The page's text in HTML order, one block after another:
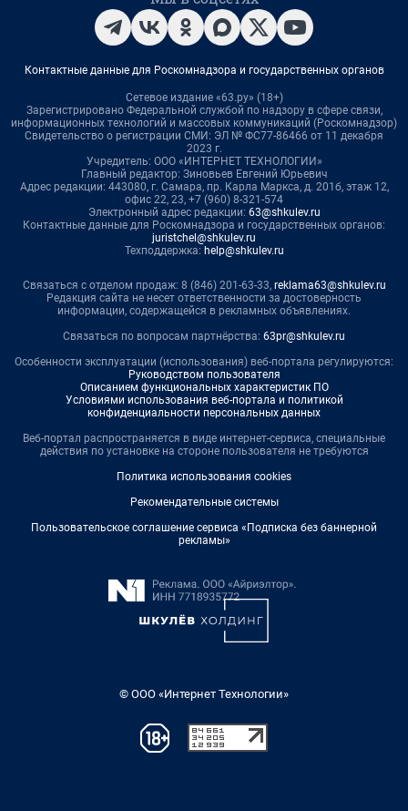
Контактные данные для Роскомнадзора и государственных органов
Сетевое издание «63.ру» (18+)
Зарегистрировано Федеральной службой по надзору в сфере связи,
информационных технологий и массовых коммуникаций (Роскомнадзор)
Свидетельство о регистрации СМИ: ЭЛ № ФС77-86466 от 11 декабря
2023 г.
Учредитель: ООО «ИНТЕРНЕТ ТЕХНОЛОГИИ»
Главный редактор: Зиновьев Евгений Юрьевич
Адрес редакции: 443080, г. Самара, пр. Карла Маркса, д. 201б, этаж 12,
офис 22, 23, +7 (960) 8-321-574
Электронный адрес редакции: 63@shkulev.ru
Контактные данные для Роскомнадзора и государственных органов:
juristchel@shkulev.ru
Техподдержка: help@shkulev.ru
Связаться с отделом продаж: 8 (846) 201-63-33, reklama63@shkulev.ru
Редакция сайта не несет ответственности за достоверность
информации, содержащейся в рекламных объявлениях.
Связаться по вопросам партнёрства: 63pr@shkulev.ru
Особенности эксплуатации (использования) веб-портала регулируются:
Руководством пользователя
Описанием функциональных характеристик ПО
Условиями использования веб-портала и политикой
конфиденциальности персональных данных
Веб-портал распространяется в виде интернет-сервиса, специальные
действия по установке на стороне пользователя не требуются
Политика использования cookies
Рекомендательные системы
Пользовательское соглашение сервиса «Подписка без баннерной
рекламы»
© ООО «Интернет Технологии»